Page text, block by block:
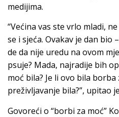
medijima.
“Većina vas ste vrlo mladi,
se i sjeća. Ovakav je dan bio
de da nije uredu na ovom
psuje? Mada, najradije bih
moć bila? Je li ovo bila
preživljavanje bila?”, upitao
Govoreći o “borbi za moć”